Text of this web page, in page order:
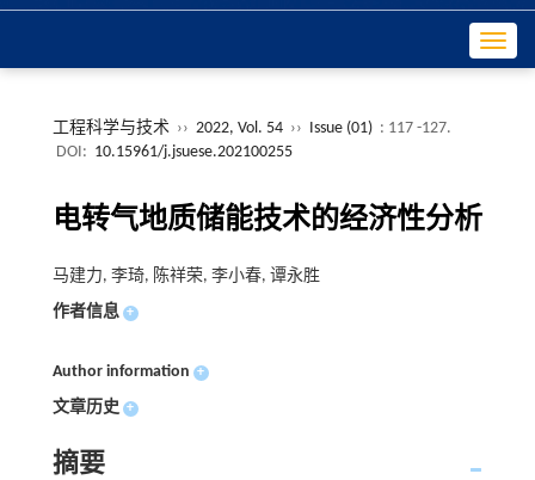
工程科学与技术 ›› 2022, Vol. 54 ›› Issue (01) : 117 -127.
DOI: 10.15961/j.jsuese.202100255
电转气地质储能技术的经济性分析
马建力, 李琦, 陈祥荣, 李小春, 谭永胜
作者信息 +
Author information +
文章历史 +
摘要